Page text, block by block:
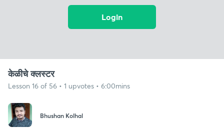
Login
केळीचे क्लस्टर
Lesson 16 of 56 • 1 upvotes • 6:00mins
Bhushan Kolhal